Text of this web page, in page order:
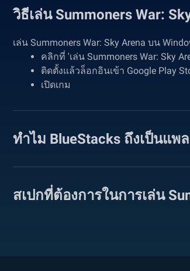
วิธีเล่น Summoners War:
เล่น Summoners War: Sky Arena บน
คลิกที่ 'เล่น Summoners War: Sky
ติดตั้งแล้วล็อกอินเข้า Google Play
เปิดเกม
ทำไม BlueStacks ถึงเป็นแ
สเปกที่ต้องการในการเล่น